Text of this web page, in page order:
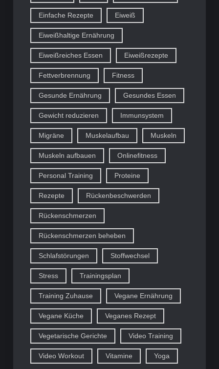
Einfache Rezepte Eiweiß
Eiweißhaltige Ernährung
Eiweißreiches Essen Eiweißrezepte
Fettverbrennung Fitness
Gesunde Ernährung Gesundes Essen
Gewicht reduzieren Immunsystem
Migräne Muskelaufbau Muskeln
Muskeln aufbauen Onlinefitness
Personal Training Proteine
Rezepte Rückenbeschwerden
Rückenschmerzen
Rückenschmerzen beheben
Schlafstörungen Stoffwechsel
Stress Trainingsplan
Training Zuhause Vegane Ernährung
Vegane Küche Veganes Rezept
Vegetarische Gerichte Video Training
Video Workout Vitamine Yoga